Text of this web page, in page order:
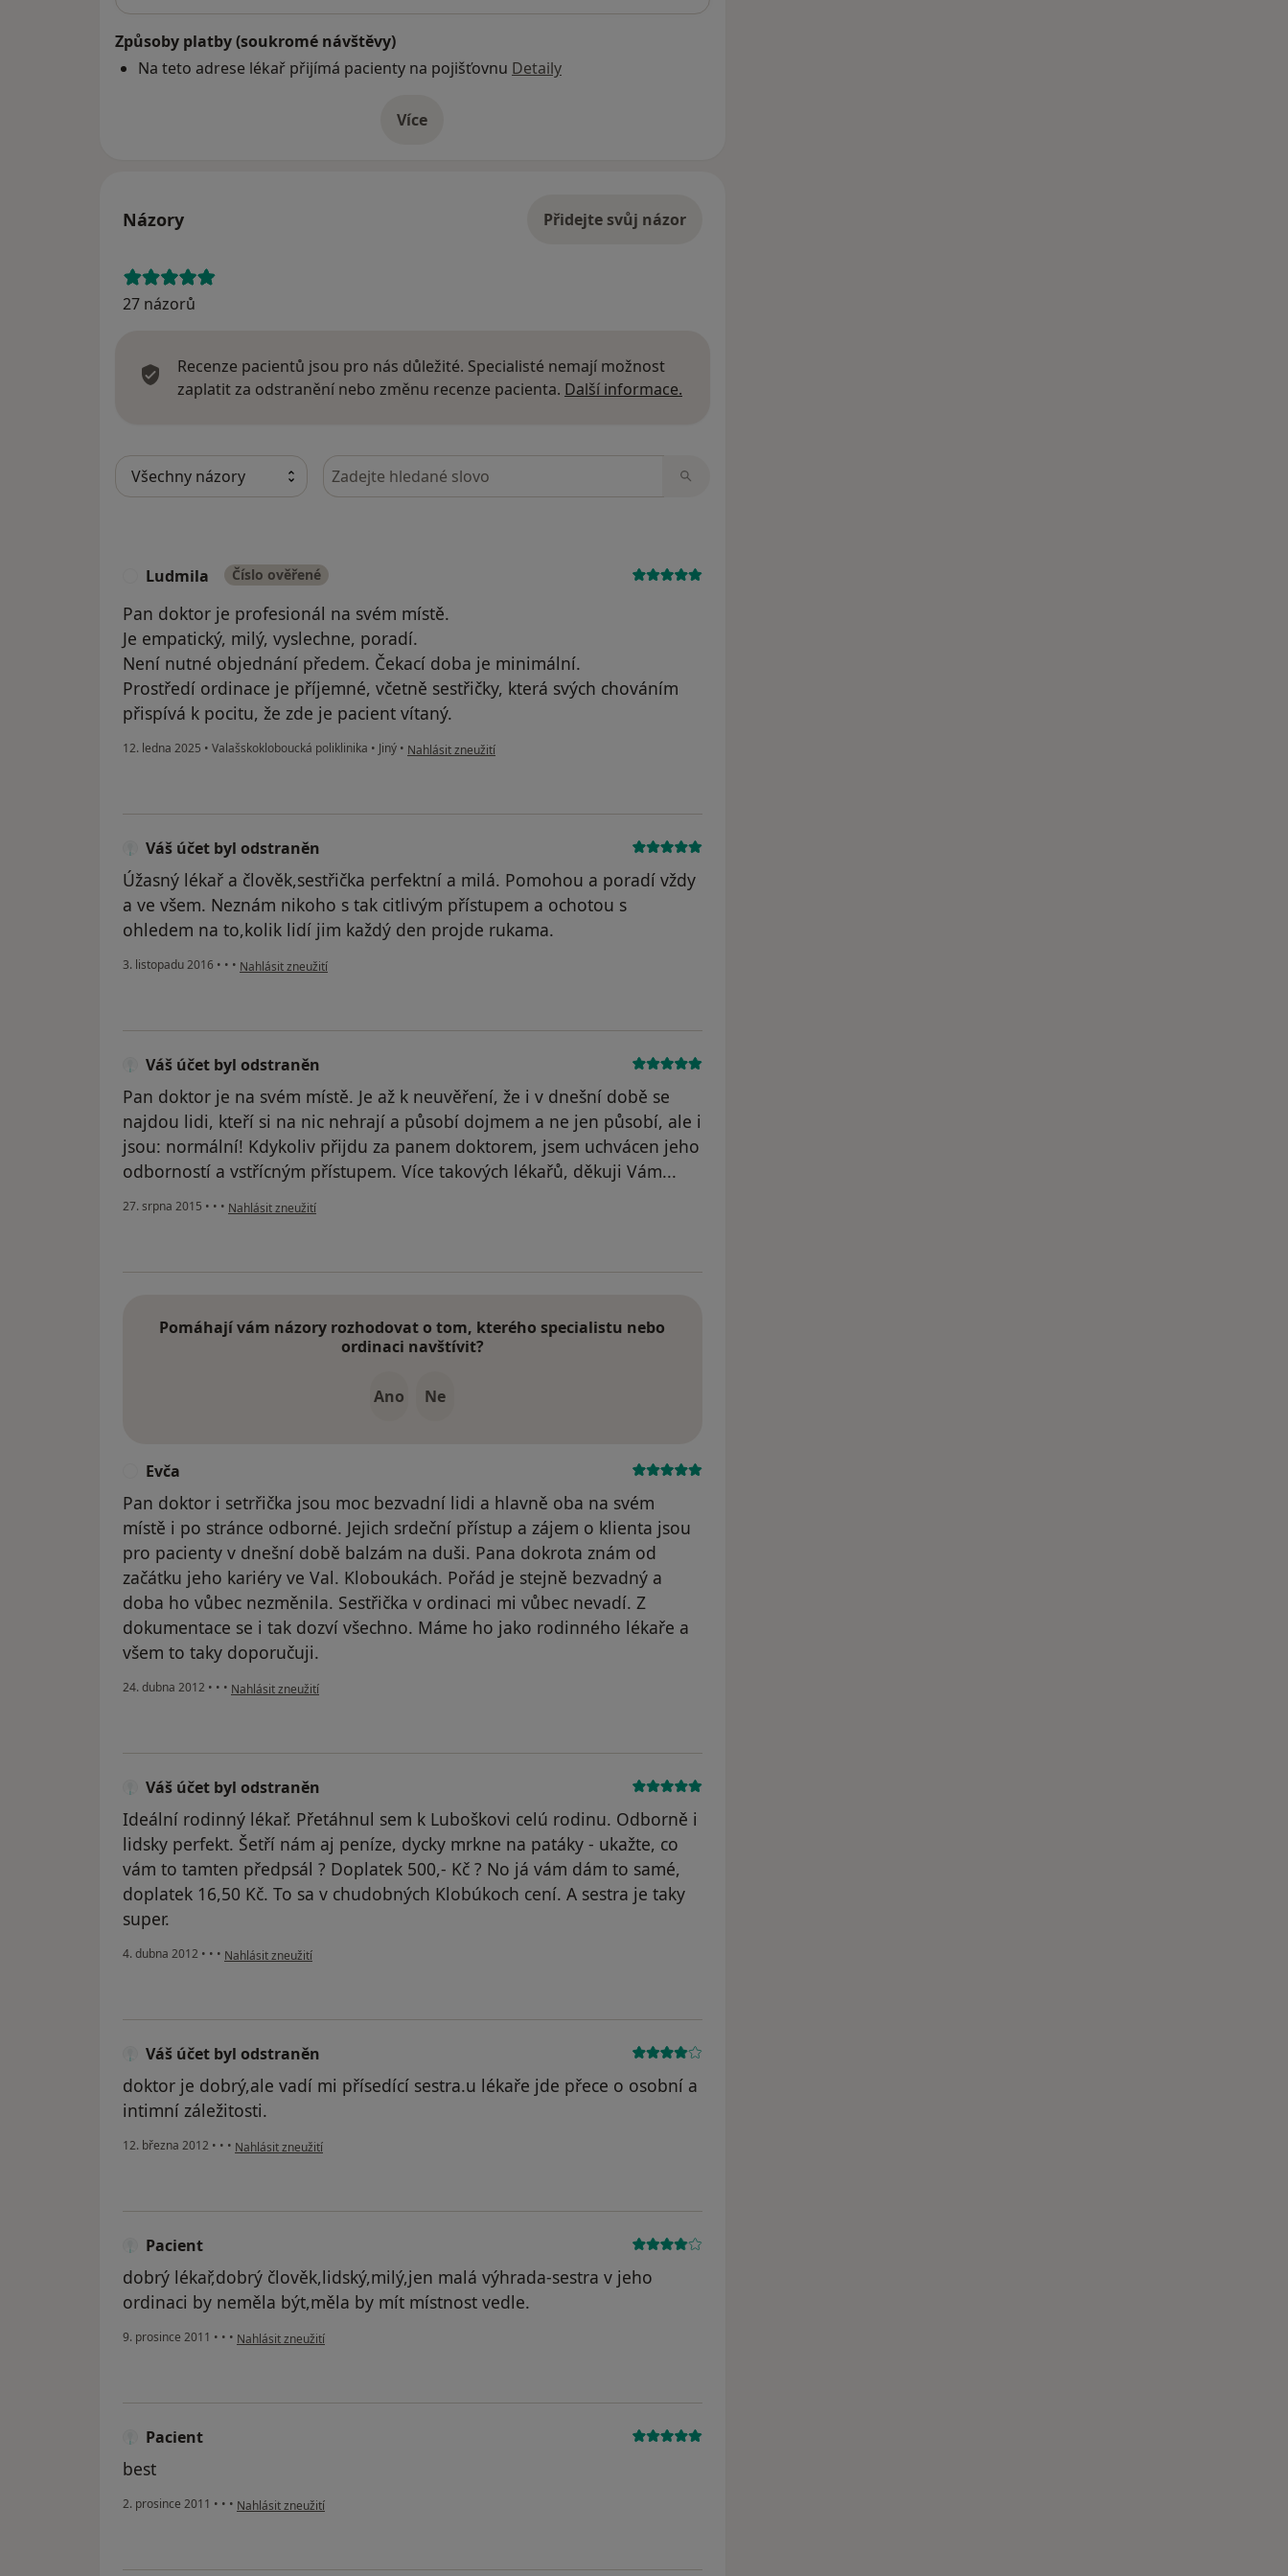
Způsoby platby (soukromé návštěvy)
Na teto adrese lékař přijímá pacienty na pojišťovnu Detaily
Víceo adrese
Názory Přidejte svůj názor
27 názorů
Recenze pacientů jsou pro nás důležité. Specialisté nemají možnost
zaplatit za odstranění nebo změnu recenze pacienta. Další informace.
Hledejte v názorech
Ludmila Číslo ověřené
Pan doktor je profesionál na svém místě.
Je empatický, milý, vyslechne, poradí.
Není nutné objednání předem. Čekací doba je minimální.
Prostředí ordinace je příjemné, včetně sestřičky, která svých chováním
přispívá k pocitu, že zde je pacient vítaný.
12. ledna 2025 • Valašskokloboucká poliklinika • Jiný • podle názoru uživatele Ludmila
Nahlásit zneužití
Váš účet byl odstraněn
Úžasný lékař a člověk,sestřička perfektní a milá. Pomohou a poradí vždy
a ve všem. Neznám nikoho s tak citlivým přístupem a ochotou s
ohledem na to,kolik lidí jim každý den projde rukama.
3. listopadu 2016 • • • podle názoru uživatele Váš účet byl odstraněn
Nahlásit zneužití
Váš účet byl odstraněn
Pan doktor je na svém místě. Je až k neuvěření, že i v dnešní době se
najdou lidi, kteří si na nic nehrají a působí dojmem a ne jen působí, ale i
jsou: normální! Kdykoliv přijdu za panem doktorem, jsem uchvácen jeho
odborností a vstřícným přístupem. Více takových lékařů, děkuji Vám...
27. srpna 2015 • • • podle názoru uživatele Váš účet byl odstraněn
Nahlásit zneužití
Pomáhají vám názory rozhodovat o tom, kterého specialistu nebo
ordinaci navštívit?
Ano Ne
Evča
Pan doktor i setrřička jsou moc bezvadní lidi a hlavně oba na svém
místě i po stránce odborné. Jejich srdeční přístup a zájem o klienta jsou
pro pacienty v dnešní době balzám na duši. Pana dokrota znám od
začátku jeho kariéry ve Val. Kloboukách. Pořád je stejně bezvadný a
doba ho vůbec nezměnila. Sestřička v ordinaci mi vůbec nevadí. Z
dokumentace se i tak dozví všechno. Máme ho jako rodinného lékaře a
všem to taky doporučuji.
24. dubna 2012 • • • podle názoru uživatele Evča
Nahlásit zneužití
Váš účet byl odstraněn
Ideální rodinný lékař. Přetáhnul sem k Luboškovi celú rodinu. Odborně i
lidsky perfekt. Šetří nám aj peníze, dycky mrkne na patáky - ukažte, co
vám to tamten předpsál ? Doplatek 500,- Kč ? No já vám dám to samé,
doplatek 16,50 Kč. To sa v chudobných Klobúkoch cení. A sestra je taky
super.
4. dubna 2012 • • • podle názoru uživatele Váš účet byl odstraněn
Nahlásit zneužití
Váš účet byl odstraněn
doktor je dobrý,ale vadí mi přísedící sestra.u lékaře jde přece o osobní a
intimní záležitosti.
12. března 2012 • • • podle názoru uživatele Váš účet byl odstraněn
Nahlásit zneužití
Pacient
dobrý lékař,dobrý člověk,lidský,milý,jen malá výhrada-sestra v jeho
ordinaci by neměla být,měla by mít místnost vedle.
9. prosince 2011 • • • podle názoru uživatele Pacient
Nahlásit zneužití
Pacient
best
2. prosince 2011 • • • podle názoru uživatele Pacient
Nahlásit zneužití